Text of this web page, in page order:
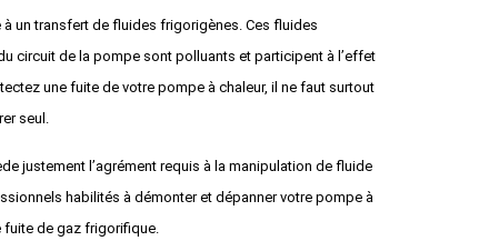
un transfert de fluides frigorigènes. Ces fluides
circuit de la pompe sont polluants et participent à l’effet
une fuite de votre pompe à chaleur, il ne faut surtout
seul.
justement l’agrément requis à la manipulation de fluide
habilités à démonter et dépanner votre pompe à
fuite de gaz frigorifique.